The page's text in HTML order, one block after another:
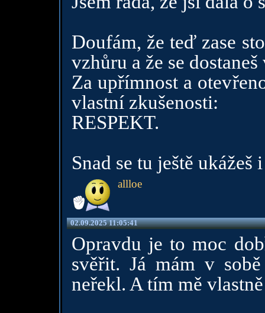
Doufám, že teď zase
vzhůru a že se
Za upřímnost a
vlastní zkušenosti:
RESPEKT.
Snad se tu ještě
allloe
02.09.2025 11:05:41
Opravdu je to moc
svěřit. Já mám v
neřekl. A tím mě